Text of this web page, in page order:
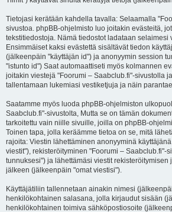
Tietojasi kerätään kahdella tavalla: Selaamalla
sivustoa. phpBB-ohjelmisto luo joitakin evästeitä,
tekstitiedostoja. Nämä tiedostot ladataan
Ensimmäiset kaksi evästettä sisältävät tiedon
(jälkeenpäin "käyttäjän id") ja anonyymin session
"istunto id") Saat automaattiseti myös kolmannen
joitakin viestejä "Foorumi – Saabclub.fi"-sivustolla
tallentamaan lukemiasi vestiketjuja ja näin
Saatamme myös luoda phpBB-ohjelmiston
Saabclub.fi"-sivustolta, Mutta se on tämän
tarkoitettu vain niille sivuille, joilla on phpBB-
Toinen tapa, jolla keräämme tietoa on se, mitä
rajoita: Viestin lähettäminen anonyyminä
viestit"), rekisteröityminen "Foorumi – Saabclub.fi"-
tunnuksesi") ja lähettämäsi viestit rekisteröitymisen
jälkeen (jälkeenpäin "omat viestisi").
Käyttäjätiliin tallennetaan ainakin nimesi
henkilökohtainen salasana, jolla kirjaudut sisään
henkilökohtainen toimiva sähköpostiosoite